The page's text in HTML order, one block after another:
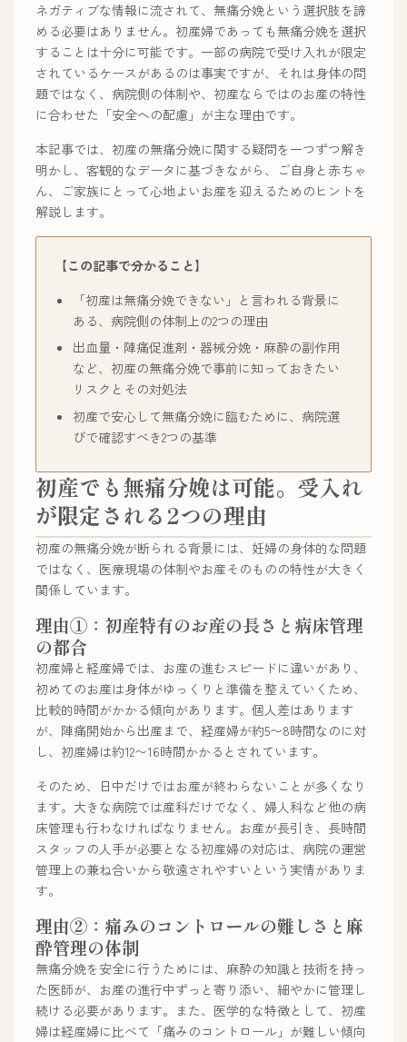
ネガティブな情報に流されて、無痛分娩という選択肢を諦
める必要はありません。初産婦であっても無痛分娩を選択
することは十分に可能です。一部の病院で受け入れが限定
されているケースがあるのは事実ですが、それは身体の問
題ではなく、病院側の体制や、初産ならではのお産の特性
に合わせた「安全への配慮」が主な理由です。
本記事では、初産の無痛分娩に関する疑問を一つずつ解き
明かし、客観的なデータに基づきながら、ご自身と赤ちゃ
ん、ご家族にとって心地よいお産を迎えるためのヒントを
解説します。
【この記事で分かること】
「初産は無痛分娩できない」と言われる背景に
ある、病院側の体制上の2つの理由
出血量・陣痛促進剤・器械分娩・麻酔の副作用
など、初産の無痛分娩で事前に知っておきたい
リスクとその対処法
初産で安心して無痛分娩に臨むために、病院選
びで確認すべき2つの基準
初産でも無痛分娩は可能。受入れ
が限定される2つの理由
初産の無痛分娩が断られる背景には、妊婦の身体的な問題
ではなく、医療現場の体制やお産そのものの特性が大きく
関係しています。
理由①：初産特有のお産の長さと病床管理
の都合
初産婦と経産婦では、お産の進むスピードに違いがあり、
初めてのお産は身体がゆっくりと準備を整えていくため、
比較的時間がかかる傾向があります。個人差はあります
が、陣痛開始から出産まで、経産婦が約5〜8時間なのに対
し、初産婦は約12〜16時間かかるとされています。
そのため、日中だけではお産が終わらないことが多くなり
ます。大きな病院では産科だけでなく、婦人科など他の病
床管理も行わなければなりません。お産が長引き、長時間
スタッフの人手が必要となる初産婦の対応は、病院の運営
管理上の兼ね合いから敬遠されやすいという実情がありま
す。
理由②：痛みのコントロールの難しさと麻
酔管理の体制
無痛分娩を安全に行うためには、麻酔の知識と技術を持っ
た医師が、お産の進行中ずっと寄り添い、細やかに管理し
続ける必要があります。また、医学的な特徴として、初産
婦は経産婦に比べて「痛みのコントロール」が難しい傾向